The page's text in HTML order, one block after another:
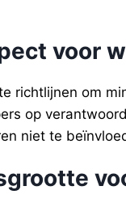
voor
richtlijnen om
op
niet te